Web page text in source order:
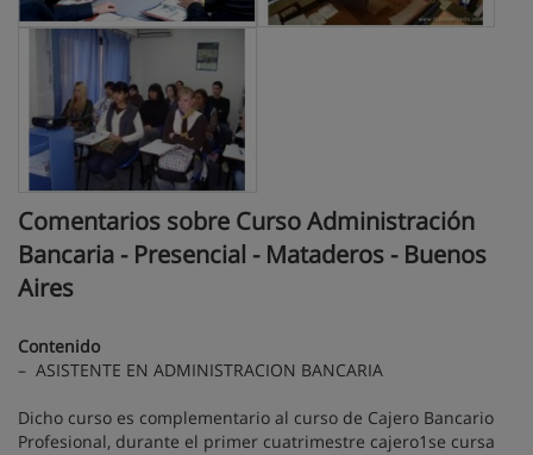
Comentarios sobre Curso Administración
Bancaria - Presencial - Mataderos - Buenos
Aires
Contenido
– ASISTENTE EN ADMINISTRACION BANCARIA
Dicho curso es complementario al curso de Cajero Bancario
Profesional, durante el primer cuatrimestre cajero1se cursa